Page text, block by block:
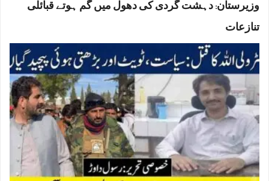
وزیرستان: دہشت گردی کی دھول میں گم ہوتے قبائلی
تنازعات